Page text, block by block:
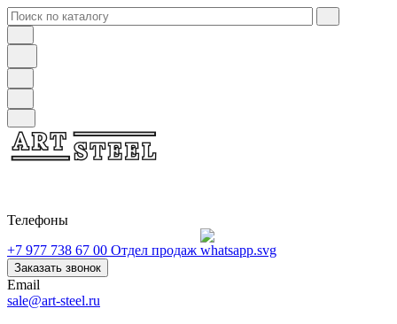
Телефоны
+7 977 738 67 00 Отдел продаж
Заказать звонок
Email
sale@art-steel.ru